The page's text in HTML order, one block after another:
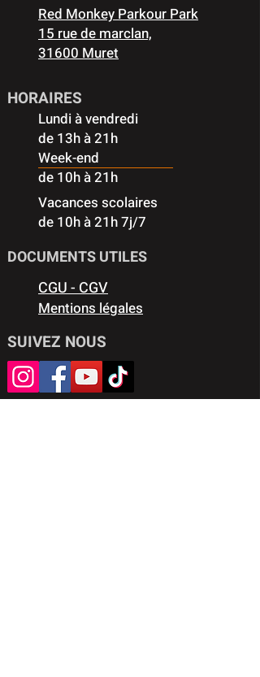
Red Monkey Parkour Park
15 rue de marclan,
31600 Muret
HORAIRES
Lundi à vendredi
de 13h à 21h
Week-end
de 10h à 21h
Vacances scolaires
de 10h à 21h 7j/7
DOCUMENTS UTILES
CGU - CGV
Mentions légales
SUIVEZ NOUS